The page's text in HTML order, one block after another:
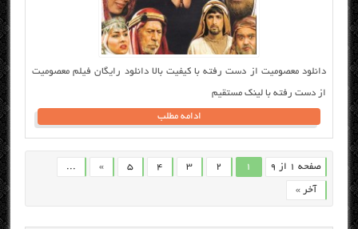
دانلود معصومیت از دست رفته با کیفیت بالا دانلود رایگان فیلم معصومیت
از دست رفته با لینک مستقیم
ادامه مطلب
صفحه 1 از 9 1
2
3
4
5
»
...
آخر »